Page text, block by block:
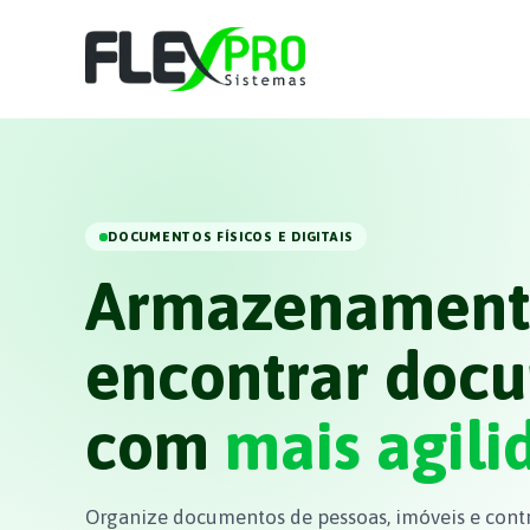
DOCUMENTOS FÍSICOS E DIGITAIS
encontrar
com mais
Organize documentos de pessoas, imóveis e